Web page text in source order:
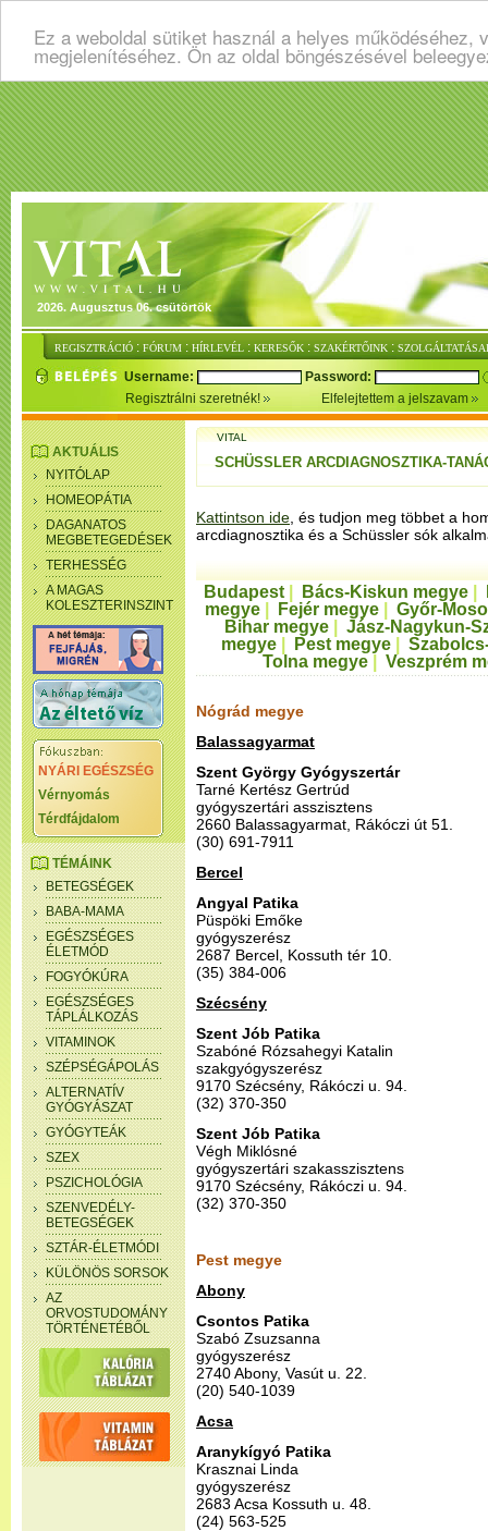
Ez a weboldal sütiket használ a helyes
megjelenítéséhez. Ön az oldal böngészésével
2026. Augusztus 06. csütörtök
REGISZTRÁCIÓ : FÓRUM : HÍRLEVÉL : KERESŐK : SZAKÉRTŐINK :
Username:
Password:
Regisztrálni szeretnék!
Elfelejtettem a jelszavam
AKTUÁLIS
NYITÓLAP
HOMEOPÁTIA
DAGANATOS
MEGBETEGEDÉSEK
TERHESSÉG
A MAGAS
KOLESZTERINSZINT
NYÁRI EGÉSZSÉG
Vérnyomás
Térdfájdalom
TÉMÁINK
BETEGSÉGEK
BABA-MAMA
EGÉSZSÉGES
ÉLETMÓD
FOGYÓKÚRA
EGÉSZSÉGES
TÁPLÁLKOZÁS
VITAMINOK
SZÉPSÉGÁPOLÁS
ALTERNATÍV
GYÓGYÁSZAT
GYÓGYTEÁK
SZEX
PSZICHOLÓGIA
SZENVEDÉLY-
BETEGSÉGEK
SZTÁR-ÉLETMÓDI
KÜLÖNÖS SORSOK
AZ
ORVOSTUDOMÁNY
TÖRTÉNETÉBŐL
VITAL
SCHÜSSLER ARCDIAGNOSZTIKA-
Kattintson ide , és tudjon meg többet a
arcdiagnosztika és a Schüssler sók
Budapest Bács-Kiskun megye
megye| Fejér megye| Győr-
Bihar megye
Jász-Nagykun-
megye| Pest megye|
Tolna megye
Veszprém
Nógrád megye
Balassagyarmat
Szent György Gyógyszertár
Tarné Kertész Gertrúd
gyógyszertári asszisztens
2660 Balassagyarmat, Rákóczi út 51.
(30) 691-7911
Bercel
Angyal Patika
Püspöki Emőke
gyógyszerész
2687 Bercel, Kossuth tér 10.
(35) 384-006
Szécsény
Szent Jób Patika
Szabóné Rózsahegyi Katalin
szakgyógyszerész
9170 Szécsény, Rákóczi u. 94.
(32) 370-350
Szent Jób Patika
Végh Miklósné
gyógyszertári szakasszisztens
9170 Szécsény, Rákóczi u. 94.
(32) 370-350
Pest megye
Abony
Csontos Patika
Szabó Zsuzsanna
gyógyszerész
2740 Abony, Vasút u. 22.
(20) 540-1039
Acsa
Aranykígyó Patika
Krasznai Linda
gyógyszerész
2683 Acsa Kossuth u. 48.
(24) 563-525